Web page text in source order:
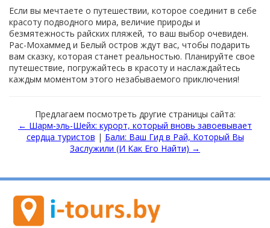
Если вы мечтаете о путешествии, которое соединит в себе
красоту подводного мира, величие природы и
безмятежность райских пляжей, то ваш выбор очевиден.
Рас-Мохаммед и Белый остров ждут вас, чтобы подарить
вам сказку, которая станет реальностью. Планируйте свое
путешествие, погружайтесь в красоту и наслаждайтесь
каждым моментом этого незабываемого приключения!
Предлагаем посмотреть другие страницы сайта:
← Шарм-эль-Шейх: курорт, который вновь завоевывает
сердца туристов | Бали: Ваш Гид в Рай, Который Вы
Заслужили (И Как Его Найти) →